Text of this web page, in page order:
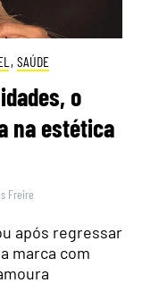
, SAÚDE
o
na estética
Freire
após regressar
marca com